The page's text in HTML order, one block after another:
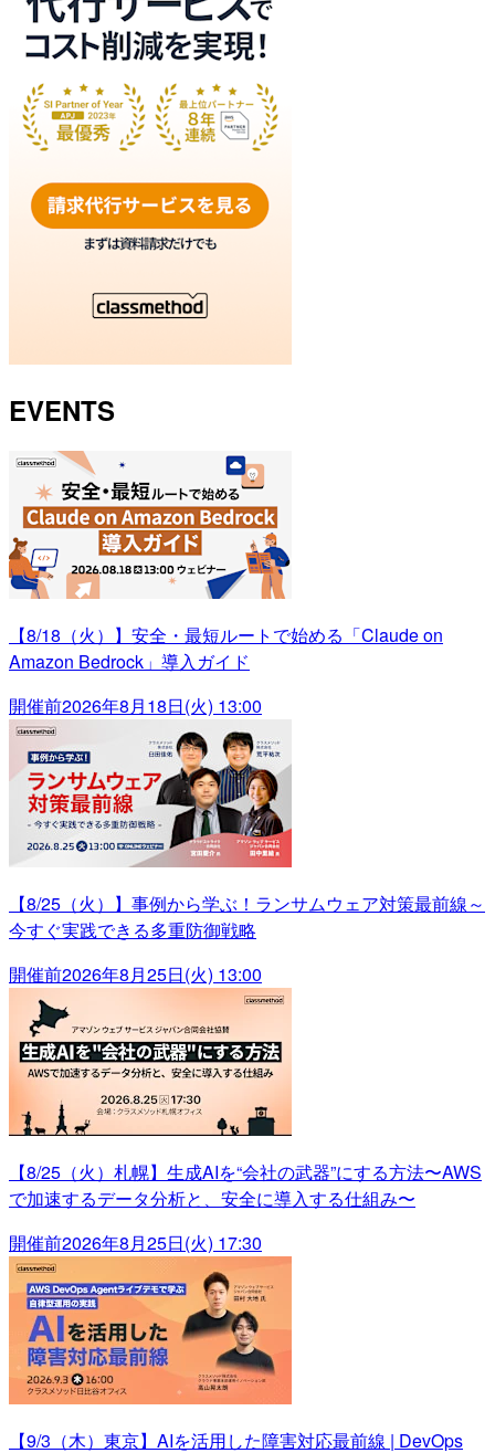
EVENTS
【8/18（火）】安全・最短ルートで始める「Claude on
Amazon Bedrock」導入ガイド
開催前2026年8月18日(火) 13:00
【8/25（火）】事例から学ぶ！ランサムウェア対策最前線～
今すぐ実践できる多重防御戦略
開催前2026年8月25日(火) 13:00
【8/25（火）札幌】生成AIを“会社の武器”にする方法〜AWS
で加速するデータ分析と、安全に導入する仕組み〜
開催前2026年8月25日(火) 17:30
【9/3（木）東京】AIを活用した障害対応最前線 | DevOps